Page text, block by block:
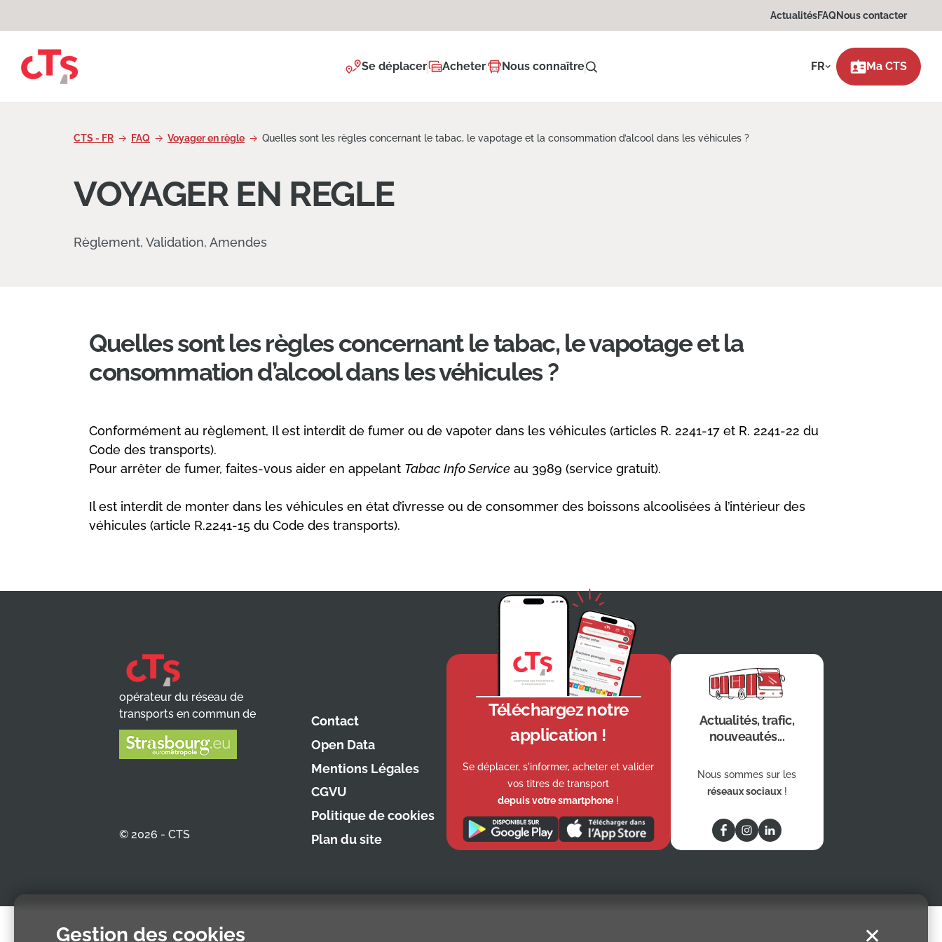
Gestion des cookies ✕
ActualitésFAQ Nous contacter
Se déplacer Acheter Nous connaître FR Ma CTS
CTS - FR FAQ Voyager en règle Quelles sont les règles concernant le tabac, le vapotage et la consommation d’alcool dans les véhicules ?
VOYAGER EN REGLE
Règlement, Validation, Amendes
Quelles sont les règles concernant le tabac, le vapotage et la
consommation d’alcool dans les véhicules ?
Conformément au règlement, Il est interdit de fumer ou de vapoter dans les véhicules (articles R. 2241-17 et R. 2241-22 du
Code des transports).
Pour arrêter de fumer, faites-vous aider en appelant Tabac Info Service au 3989 (service gratuit).
Il est interdit de monter dans les véhicules en état d’ivresse ou de consommer des boissons alcoolisées à l’intérieur des
véhicules (article R.2241-15 du Code des transports).
opérateur du réseau de
transports en commun de
© 2026 - CTS
Contact
Open Data
Mentions Légales
CGVU
Politique de cookies
Plan du site
Téléchargez notre
application !
Se déplacer, s'informer, acheter et valider
vos titres de transport
depuis votre smartphone !
Actualités, trafic,
nouveautés...
Nous sommes sur les
réseaux sociaux !